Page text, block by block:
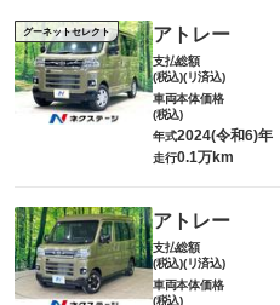
グーネットセレクト アトレー
支払総額
(税込)(リ済込)
車両本体価格
(税込)
年式2024(令和6)年
走行0.1万km
アトレー
支払総額
(税込)(リ済込)
車両本体価格
(税込)